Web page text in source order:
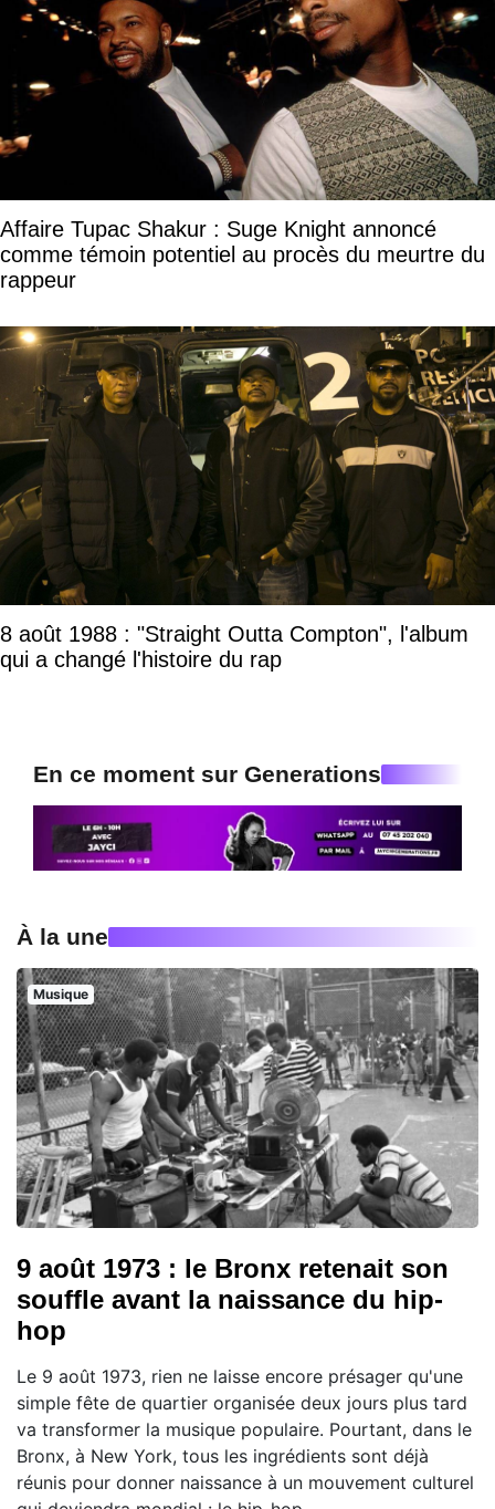
Affaire Tupac Shakur : Suge Knight annoncé
comme témoin potentiel au procès du meurtre du
rappeur
8 août 1988 : "Straight Outta Compton", l'album
qui a changé l'histoire du rap
En ce moment sur Generations
À la une
Musique
9 août 1973 : le Bronx retenait son
souffle avant la naissance du hip-
hop
Le 9 août 1973, rien ne laisse encore présager qu'une
simple fête de quartier organisée deux jours plus tard
va transformer la musique populaire. Pourtant, dans le
Bronx, à New York, tous les ingrédients sont déjà
réunis pour donner naissance à un mouvement culturel